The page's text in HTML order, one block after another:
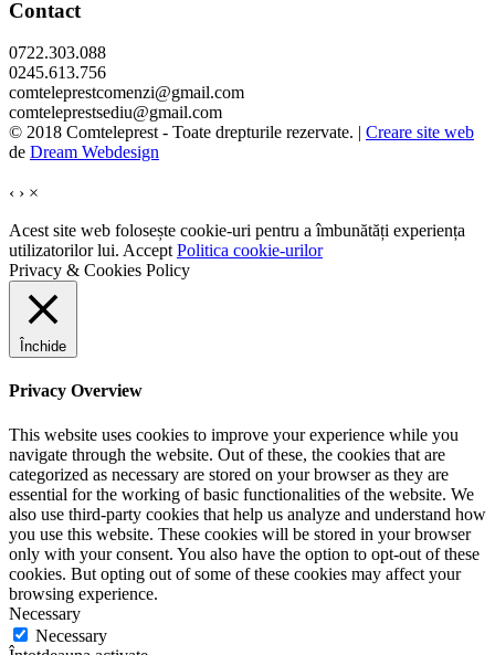
Contact
0722.303.088
0245.613.756
comteleprestcomenzi@gmail.com
comteleprestsediu@gmail.com
© 2018 Comteleprest - Toate drepturile rezervate. | Creare site web
de Dream Webdesign
‹ › ×
Acest site web folosește cookie-uri pentru a îmbunătăți experiența
utilizatorilor lui. Accept Politica cookie-urilor
Privacy & Cookies Policy
Închide
Privacy Overview
This website uses cookies to improve your experience while you
navigate through the website. Out of these, the cookies that are
categorized as necessary are stored on your browser as they are
essential for the working of basic functionalities of the website. We
also use third-party cookies that help us analyze and understand how
you use this website. These cookies will be stored in your browser
only with your consent. You also have the option to opt-out of these
cookies. But opting out of some of these cookies may affect your
browsing experience.
Necessary
Necessary